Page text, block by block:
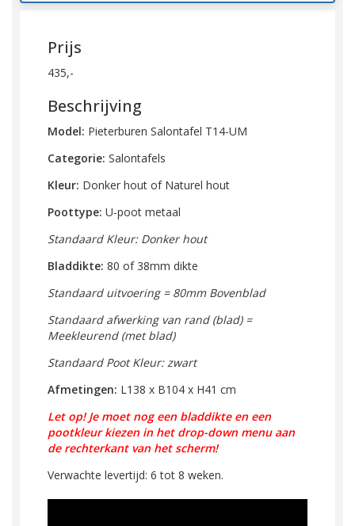
Prijs
435,-
Beschrijving
Model: Pieterburen Salontafel T14-UM
Categorie: Salontafels
Kleur: Donker hout of Naturel hout
Poottype: U-poot metaal
Standaard Kleur: Donker hout
Bladdikte: 80 of 38mm dikte
Standaard uitvoering = 80mm Bovenblad
Standaard afwerking van rand (blad) =
Meekleurend(met blad)
Standaard Poot Kleur: zwart
Afmetingen: L138 x B104 x H41 cm
Let op! Je moet nog een bladdikte en een
pootkleur kiezen in het drop-down menu aan
de rechterkant van het scherm!
Verwachte levertijd: 6 tot 8 weken.